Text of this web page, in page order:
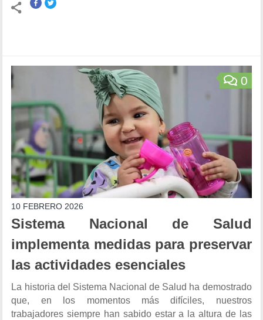
0
10 FEBRERO 2026
Sistema Nacional de Salud
implementa medidas para preservar
las actividades esenciales
La historia del Sistema Nacional de Salud ha demostrado
que, en los momentos más difíciles, nuestros
trabajadores siempre han sabido estar a la altura de las